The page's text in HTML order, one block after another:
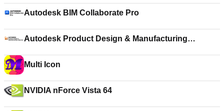
Autodesk BIM Collaborate Pro
Autodesk Product Design & Manufacturing
Multi Icon
NVIDIA nForce Vista 64